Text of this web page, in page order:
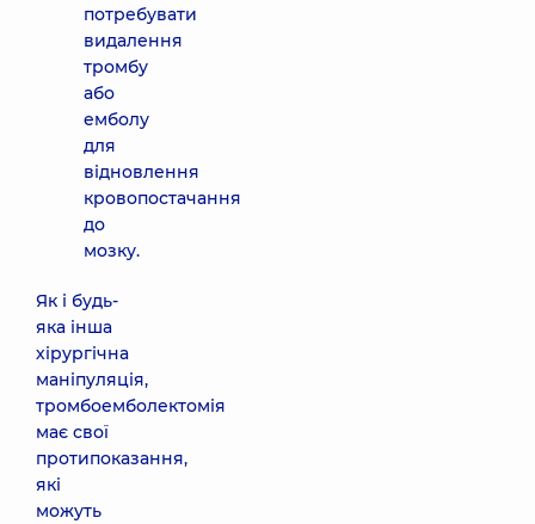
потребувати
видалення
тромбу
або
емболу
для
відновлення
кровопостачання
до
мозку.
Як і будь-
яка інша
хірургічна
маніпуляція,
тромбоемболектомія
має свої
протипоказання,
які
можуть